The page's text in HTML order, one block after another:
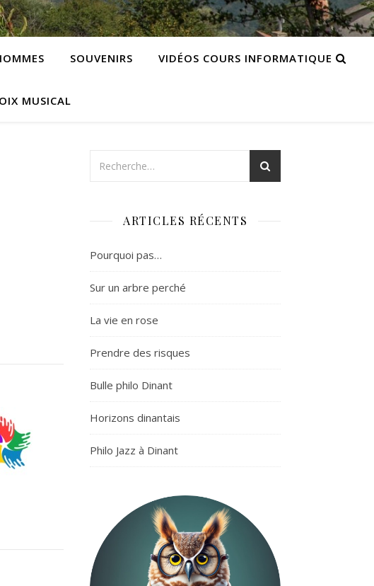
SOUVENIRS VIDÉOS COURS INFORMATIQUE
MUSICAL
ARTICLES RÉCENTS
Pourquoi pas…
Sur un arbre perché
La vie en rose
Prendre des risques
Bulle philo Dinant
Horizons dinantais
Philo Jazz à Dinant